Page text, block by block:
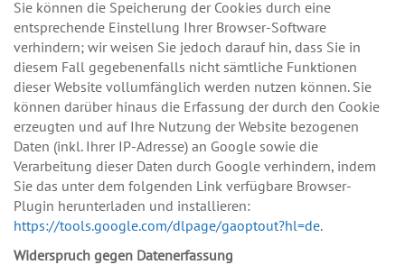
Sie können die Speicherung der Cookies durch eine
entsprechende Einstellung Ihrer Browser-Software
verhindern; wir weisen Sie jedoch darauf hin, dass Sie in
diesem Fall gegebenenfalls nicht sämtliche Funktionen
dieser Website vollumfänglich werden nutzen können. Sie
können darüber hinaus die Erfassung der durch den Cookie
erzeugten und auf Ihre Nutzung der Website bezogenen
Daten (inkl. Ihrer IP-Adresse) an Google sowie die
Verarbeitung dieser Daten durch Google verhindern, indem
Sie das unter dem folgenden Link verfügbare Browser-
Plugin herunterladen und installieren:
https://tools.google.com/dlpage/gaoptout?hl=de.
Widerspruch gegen Datenerfassung